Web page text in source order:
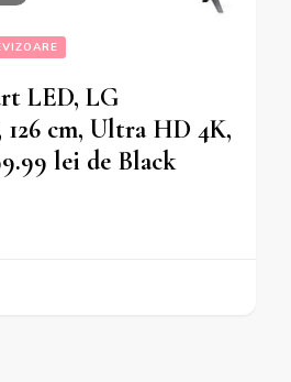
LED, LG
126 cm, Ultra HD 4K,
lei de Black